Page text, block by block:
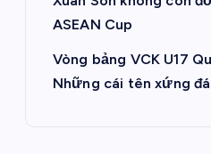
ASEAN Cup
Vòng bảng VCK U17
Những cái tên xứng